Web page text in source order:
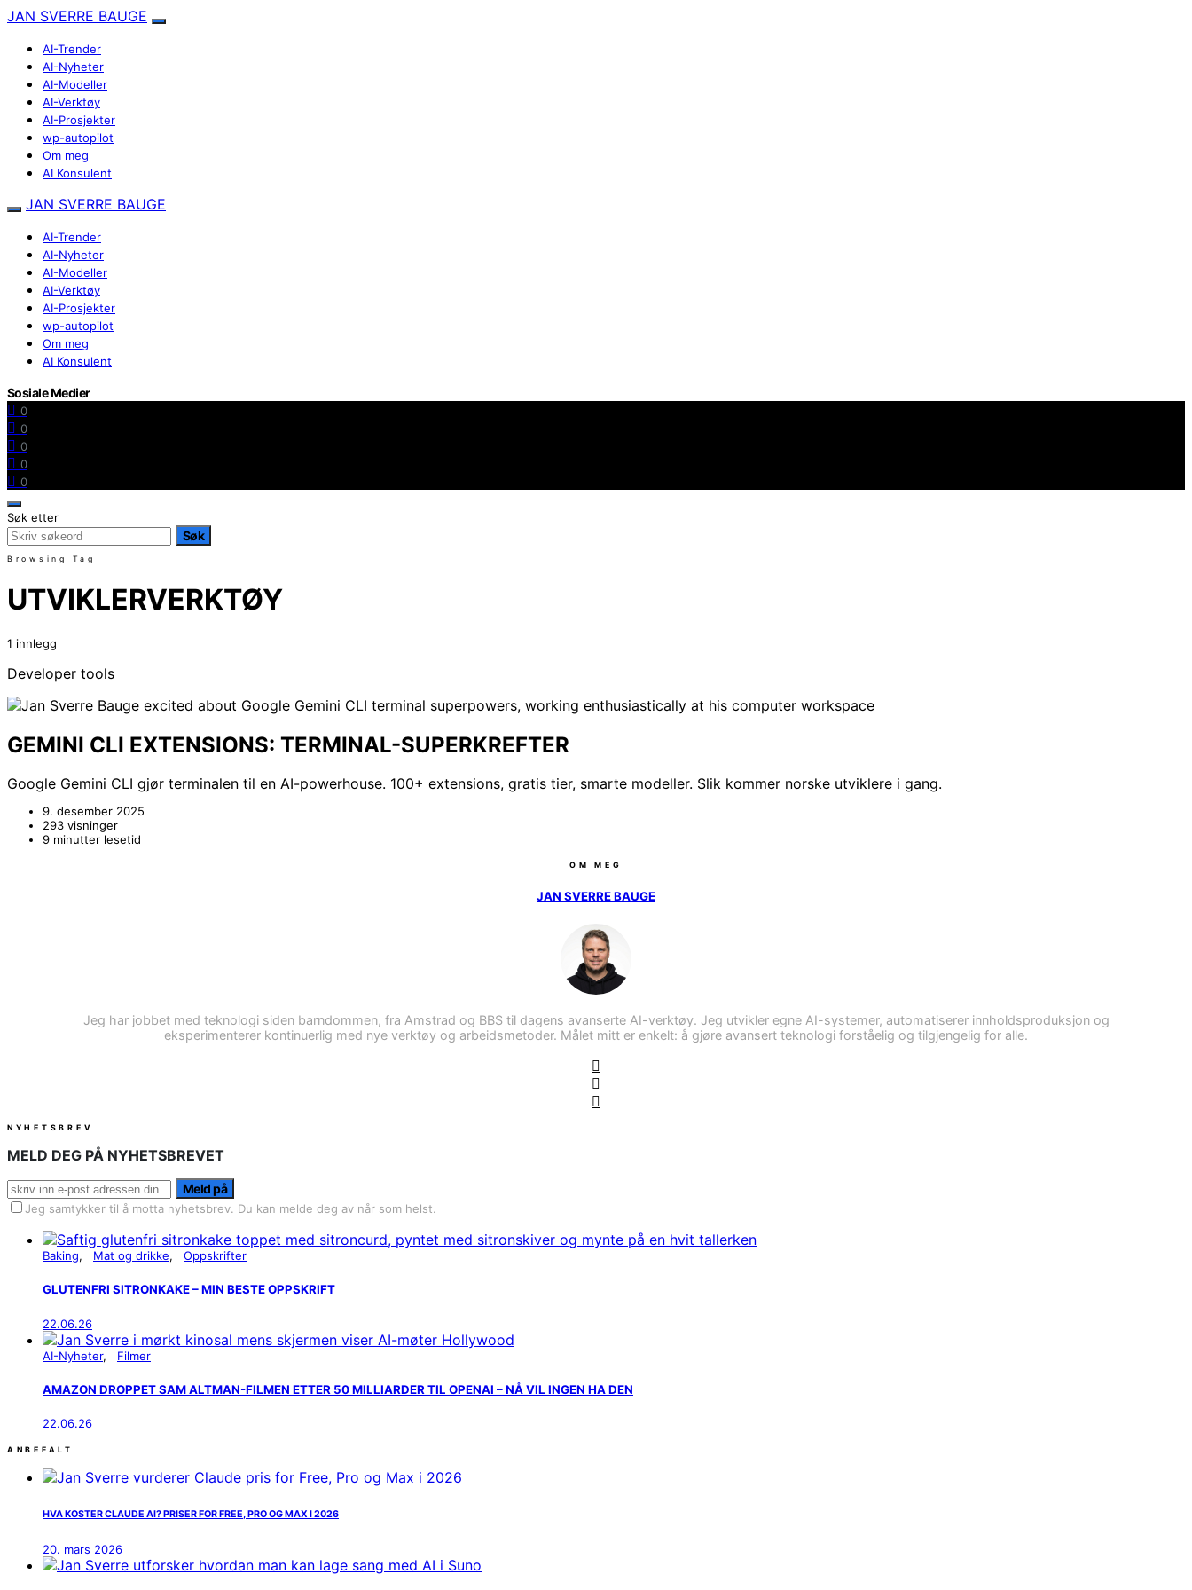
JAN SVERRE BAUGE
AI-Trender
AI-Nyheter
AI-Modeller
AI-Verktøy
AI-Prosjekter
wp-autopilot
Om meg
AI Konsulent
JAN SVERRE BAUGE
AI-Trender
AI-Nyheter
AI-Modeller
AI-Verktøy
AI-Prosjekter
wp-autopilot
Om meg
AI Konsulent
Sosiale Medier
0
0
0
0
0
Søk etter
Søk
Browsing Tag
UTVIKLERVERKTØY
1 innlegg
Developer tools
GEMINI CLI EXTENSIONS: TERMINAL-SUPERKREFTER
Google Gemini CLI gjør terminalen til en AI-powerhouse. 100+ extensions, gratis tier, smarte modeller. Slik kommer norske utviklere i gang.
9. desember 2025
293 visninger
9 minutter lesetid
OM MEG
JAN SVERRE BAUGE
Jeg har jobbet med teknologi siden barndommen, fra Amstrad og BBS til dagens avanserte AI-verktøy. Jeg utvikler egne AI-systemer, automatiserer innholdsproduksjon og
eksperimenterer kontinuerlig med nye verktøy og arbeidsmetoder. Målet mitt er enkelt: å gjøre avansert teknologi forståelig og tilgjengelig for alle.
NYHETSBREV
MELD DEG PÅ NYHETSBREVET
Meld på
Jeg samtykker til å motta nyhetsbrev. Du kan melde deg av når som helst.
Baking Mat og drikke Oppskrifter
GLUTENFRI SITRONKAKE – MIN BESTE OPPSKRIFT
22.06.26
AI-Nyheter Filmer
AMAZON DROPPET SAM ALTMAN-FILMEN ETTER 50 MILLIARDER TIL OPENAI – NÅ VIL INGEN HA DEN
22.06.26
ANBEFALT
HVA KOSTER CLAUDE AI? PRISER FOR FREE, PRO OG MAX I 2026
20. mars 2026